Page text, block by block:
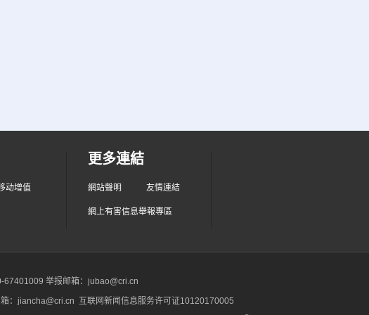
动增值
更多連結
網站聲明 友情連結
網上有害信息舉報專區
67401009 举报邮箱：jubao@cri.cn
：jiancha@cri.cn 互联网新闻信息服务许可证10120170005